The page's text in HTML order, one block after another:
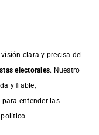
clara y precisa del
electorales. Nuestro
y fiable,
entender las